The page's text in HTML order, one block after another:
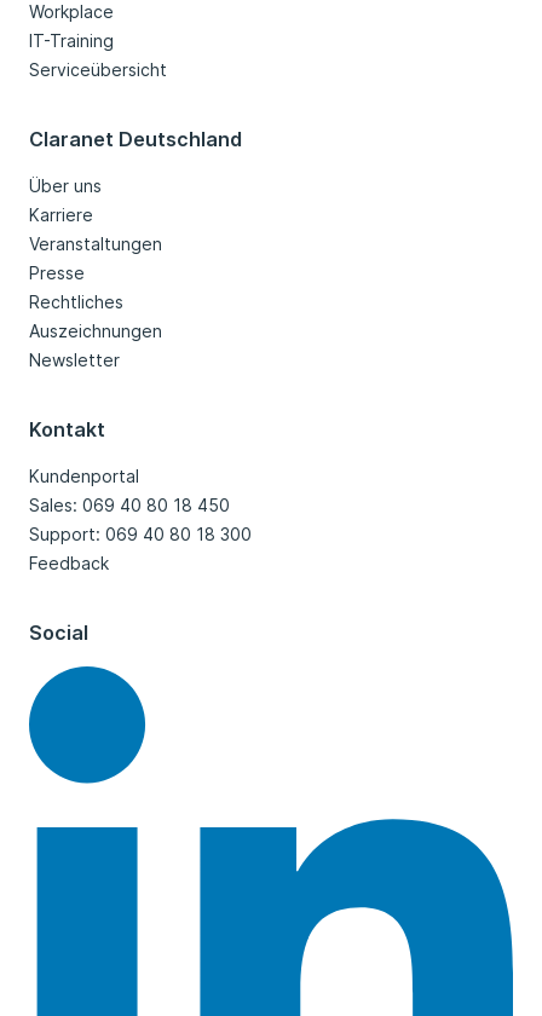
Workplace
IT-Training
Serviceübersicht
Claranet Deutschland
Über uns
Karriere
Veranstaltungen
Presse
Rechtliches
Auszeichnungen
Newsletter
Kontakt
Kundenportal
Sales: 069 40 80 18 450
Support: 069 40 80 18 300
Feedback
Social